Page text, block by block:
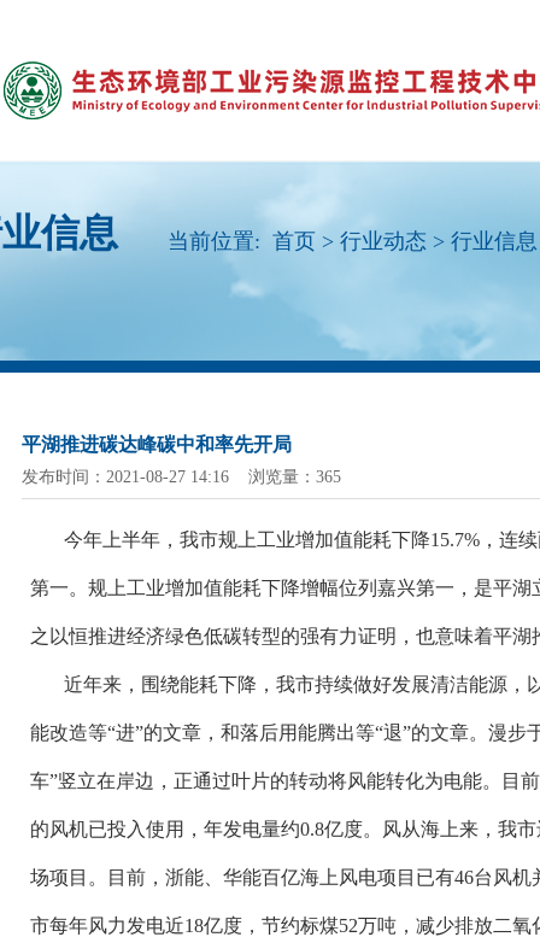
信息 当前位置: 首页 > 行业动态 > 行业信息
平湖推进碳达峰碳中和率先开局
发布时间：2021-08-27 14:16 浏览量：365
今年上半年，我市规上工业增加值能耗下降15.7%，连
第一。规上工业增加值能耗下降增幅位列嘉兴第一，是平
之以恒推进经济绿色低碳转型的强有力证明，也意味着平
近年来，围绕能耗下降，我市持续做好发展清洁能源，
能改造等“进”的文章，和落后用能腾出等“退”的文章。漫步
车”竖立在岸边，正通过叶片的转动将风能转化为电能。目
的风机已投入使用，年发电量约0.8亿度。风从海上来，我
场项目。目前，浙能、华能百亿海上风电项目已有46台风
市每年风力发电近18亿度，节约标煤52万吨，减少排放二氧